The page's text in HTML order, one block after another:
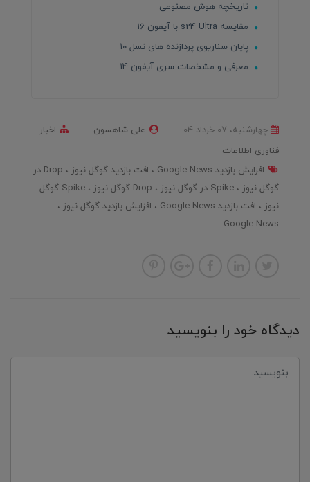
تاریخچه هوش مصنوعی
مقایسه s24 Ultra با آیفون ۱۶
پایان سناریوی پردازنده های نسل ۱۰
معرفی و مشخصات سری آیفون 14
چهارشنبه، 07 خرداد 04 علی شاهسون
اخبار
فناوری اطلاعات
افزایش بازدید Google News
افت بازدید گوگل نیوز
Drop در
گوگل نیوز
Spike در گوگل نیوز Drop گوگل نیوز
Spike گوگل
نیوز
افت بازدید Google News
افزایش بازدید گوگل نیوز
Google News
دیدگاه خود را بنویسید